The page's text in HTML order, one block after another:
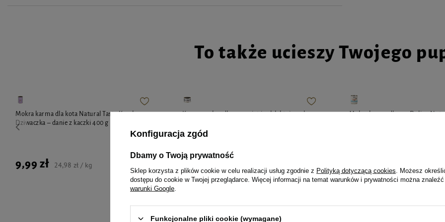
To także ucieszy Twojego
Mokra karma dla kota Natural Taste Kaczka
Dziwaczka – danie z kaczki 400 g
9,99 zł 24,98 zł / kg
Karma mokra dla szczeniąt i suk laktujących
Mokra karma dla psa Dolina
Najniższa cena z 30 dni przed obniżką
Konfiguracja zgód
Dbamy o Twoją prywatność
Sklep korzysta z plików cookie w celu realizacji usług zgodnie z Polityką dotyczącą cookies . Możesz
dostępu do cookie w Twojej przeglądarce. Więcej informacji na temat warunków i prywatności można
warunki Google
Funkcjonalne pliki cookie (wymagane)